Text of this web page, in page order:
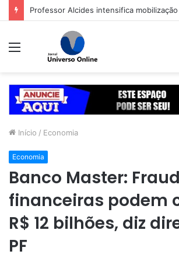
Menu
Início / Economia
Economia
Banco Master:
financeiras podem
R$ 12 bilhões, diz
PF